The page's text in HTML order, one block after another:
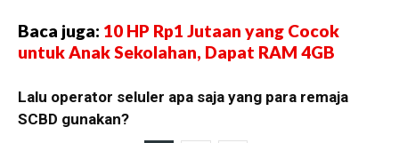
Baca juga: 10 HP Rp1 Jutaan yang Cocok
untuk Anak Sekolahan, Dapat RAM 4GB
Lalu operator seluler apa saja yang para remaja
SCBD gunakan?